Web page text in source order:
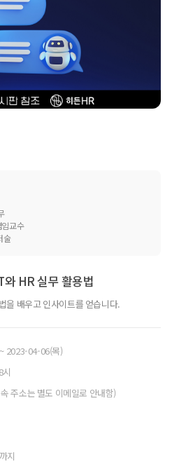
임교수
술
HR 실무 활용법
을 배우고 인사이트를 얻습니다.
2023-04-06(목)
주소는 별도 이메일로 안내함)
지